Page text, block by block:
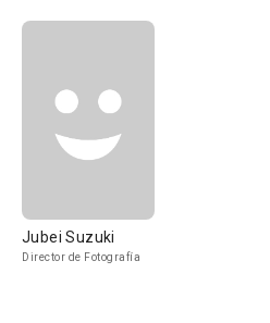
Jubei Suzuki
Director de Fotografía